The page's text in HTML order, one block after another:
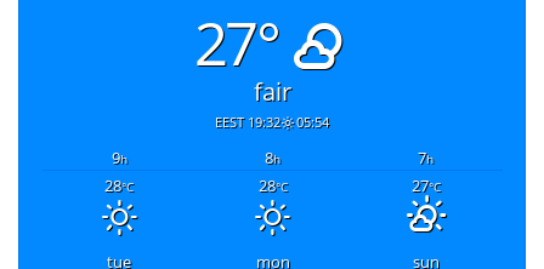
27°
fair
05:54
19:32 EEST
7h
8h
9h
27°C
28°C
28°C
sun
mon
tue